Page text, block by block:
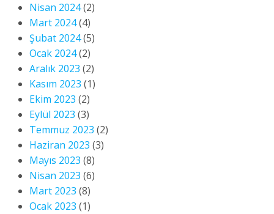
Nisan 2024(2)
Mart 2024(4)
Şubat 2024(5)
Ocak 2024(2)
Aralık 2023 (2)
Kasım 2023 (1)
Ekim 2023 (2)
Eylül 2023 (3)
Temmuz 2023 (2)
Haziran 2023 (3)
Mayıs 2023 (8)
Nisan 2023 (6)
Mart 2023 (8)
Ocak 2023 (1)